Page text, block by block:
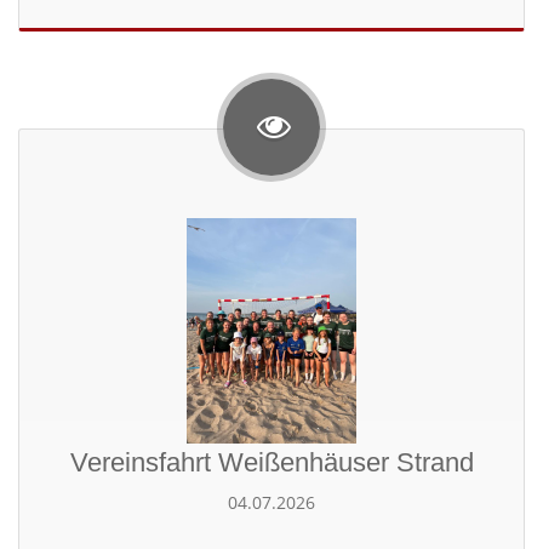
Vereinsfahrt Weißenhäuser Strand
04.07.2026